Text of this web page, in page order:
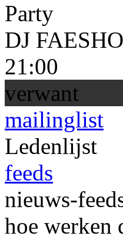
Party
DJ
21:00
verwant
mailinglist
Ledenlijst
feeds
nieuws-
hoe werken